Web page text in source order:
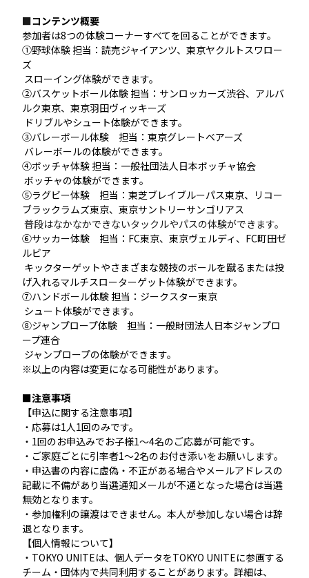
■コンテンツ概要
参加者は8つの体験コーナーすべてを回ることができます。
①野球体験 担当：読売ジャイアンツ、東京ヤクルトスワロー
ズ
スローイング体験ができます。
②バスケットボール体験 担当：サンロッカーズ渋谷、アルバ
ルク東京、東京羽田ヴィッキーズ
ドリブルやシュート体験ができます。
③バレーボール体験 担当：東京グレートベアーズ
バレーボールの体験ができます。
④ボッチャ体験 担当：一般社団法人日本ボッチャ協会
ボッチャの体験ができます。
⑤ラグビー体験 担当：東芝ブレイブルーパス東京、 リコー
ブラックラムズ東京、 東京サントリーサンゴリアス
普段はなかなかできないタックルやパスの体験ができます。
⑥サッカー体験 担当：FC東京、東京ヴェルディ、FC町田ゼ
ルビア
キックターゲットやさまざまな競技のボールを蹴るまたは投
げ入れるマルチスローターゲット体験ができます。
⑦ハンドボール体験 担当：ジークスター東京
シュート体験ができます。
⑧ジャンプロープ体験 担当：一般財団法人日本ジャンプロ
ープ連合
ジャンプロープの体験ができます。
※以上の内容は変更になる可能性があります。
■注意事項
【申込に関する注意事項】
・応募は1人1回のみです。
・1回のお申込みでお子様1～4名のご応募が可能です。
・ご家庭ごとに引率者1～2名のお付き添いをお願いします。
・申込書の内容に虚偽・不正がある場合やメールアドレスの
記載に不備があり当選通知メールが不通となった場合は当選
無効となります。
・参加権利の譲渡はできません。本人が参加しない場合は辞
退となります。
【個人情報について】
・TOKYO UNITEは、個人データをTOKYO UNITEに参画する
チーム・団体内で共同利用することがあります。詳細は、